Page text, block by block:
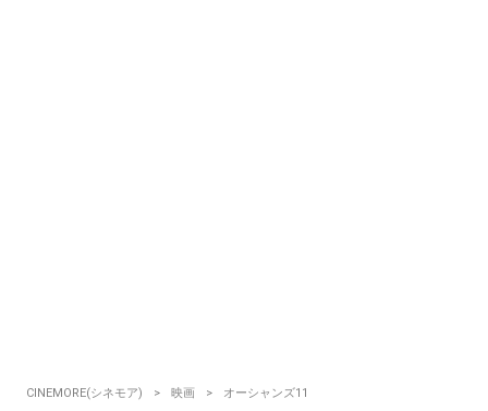
CINEMORE(シネモア) 映画 オーシャンズ11